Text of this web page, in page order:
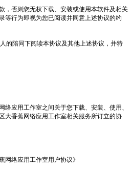
，否则您无权下载、安装或使用本软件及相关
等行为即视为您已阅读并同意上述协议的约
的陪同下阅读本协议及其他上述协议，并特
络应用工作室之间关于您下载、安装、使用、
大香蕉网络应用工作室相关服务所订立的协
网络应用工作室用户协议》